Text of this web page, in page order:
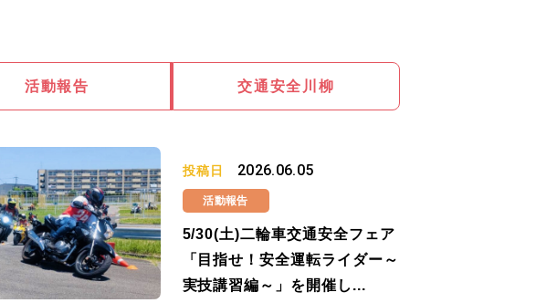
活動報告 交通安全川柳
投稿日 2026.06.05
活動報告
5/30(土)二輪車交通安全フェア
「目指せ！安全運転ライダー～
実技講習編～」を開催し...